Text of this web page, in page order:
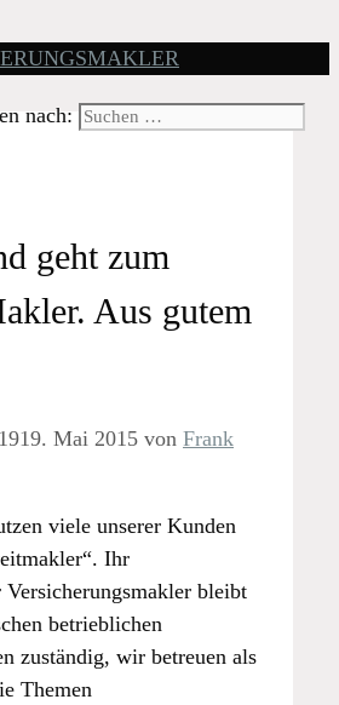
nach:
geht zum
Aus gutem
19. Mai 2015 von Frank
viele unserer Kunden
Ihr
Versicherungsmakler bleibt
betrieblichen
zuständig, wir betreuen als
Themen